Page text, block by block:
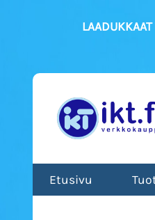
Etusivu